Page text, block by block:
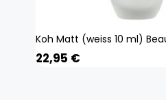
22,95 €